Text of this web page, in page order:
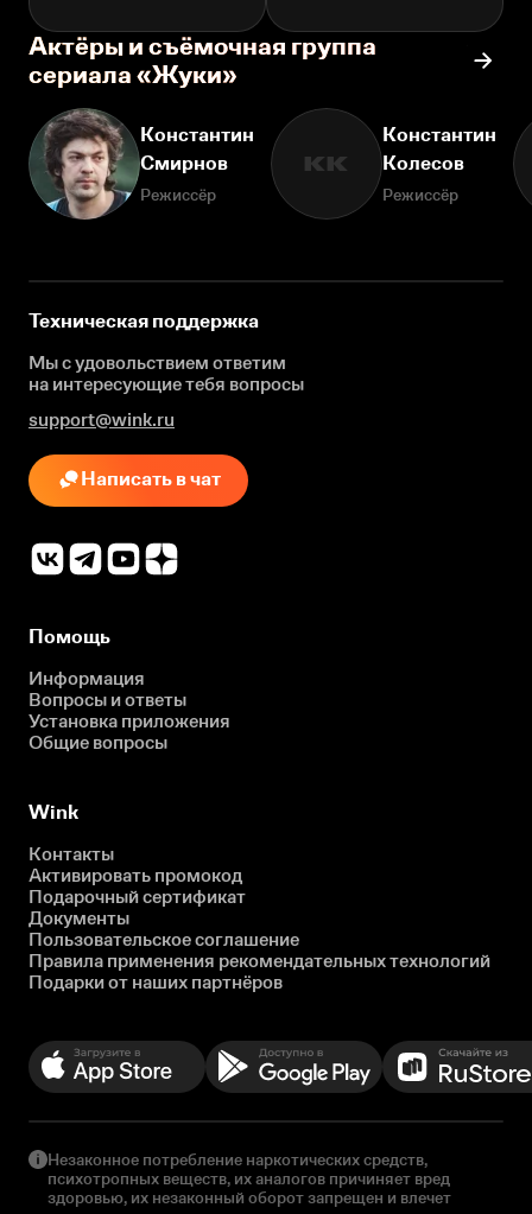
Актёры и съёмочная группа
сериала «Жуки»
Константин
Смирнов
Режиссёр
КК
Константин
Колесов
Режиссёр
Техническая поддержка
Мы с удовольствием ответим
на интересующиетебя вопросы
support@wink.ru
Написать в чат
Помощь
Информация
Вопросы и ответы
Установка приложения
Общие вопросы
Wink
Контакты
Активировать промокод
Подарочный сертификат
Документы
Пользовательское соглашение
Правила применения рекомендательных технологий
Подарки от наших партнёров
Незаконное потребление наркотических средств,
психотропных веществ, их аналогов причиняет вред
здоровью, их незаконный оборот запрещен и влечет